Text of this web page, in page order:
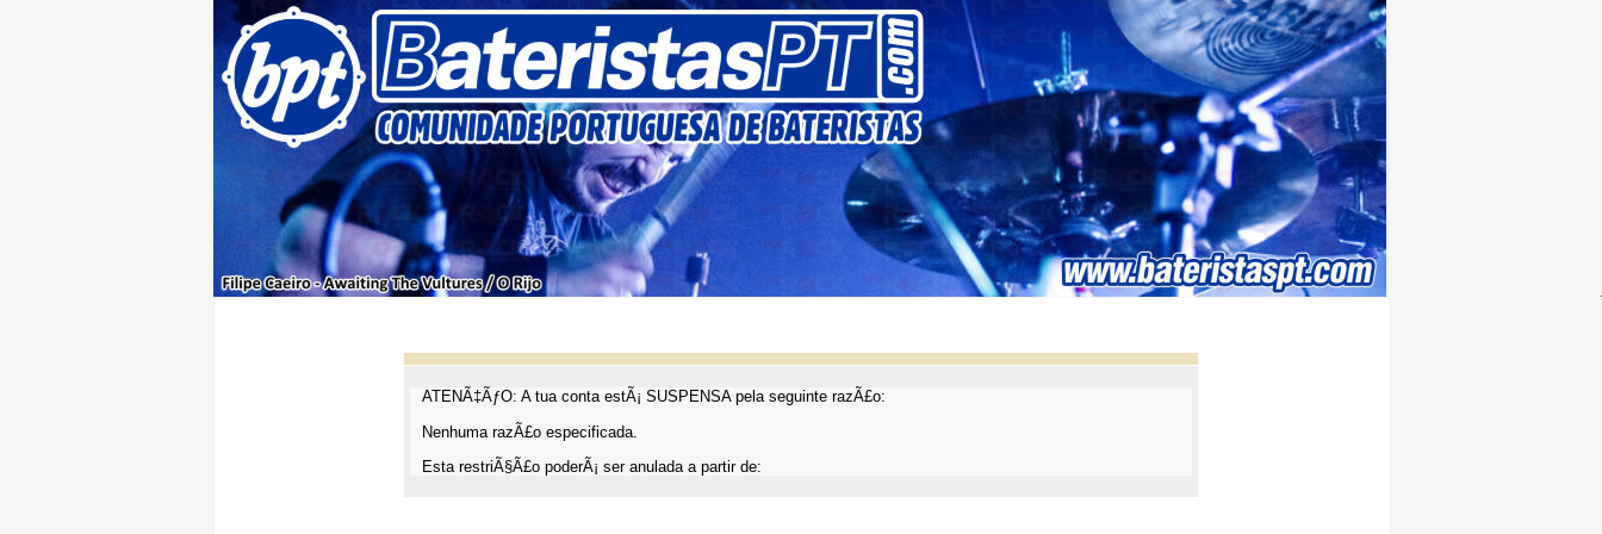
ATENÃ‡ÃƒO: A tua conta estÃ¡ SUSPENSA pela seguinte razÃ£o:
Nenhuma razÃ£o especificada.
Esta restriÃ§Ã£o poderÃ¡ ser anulada a partir de: